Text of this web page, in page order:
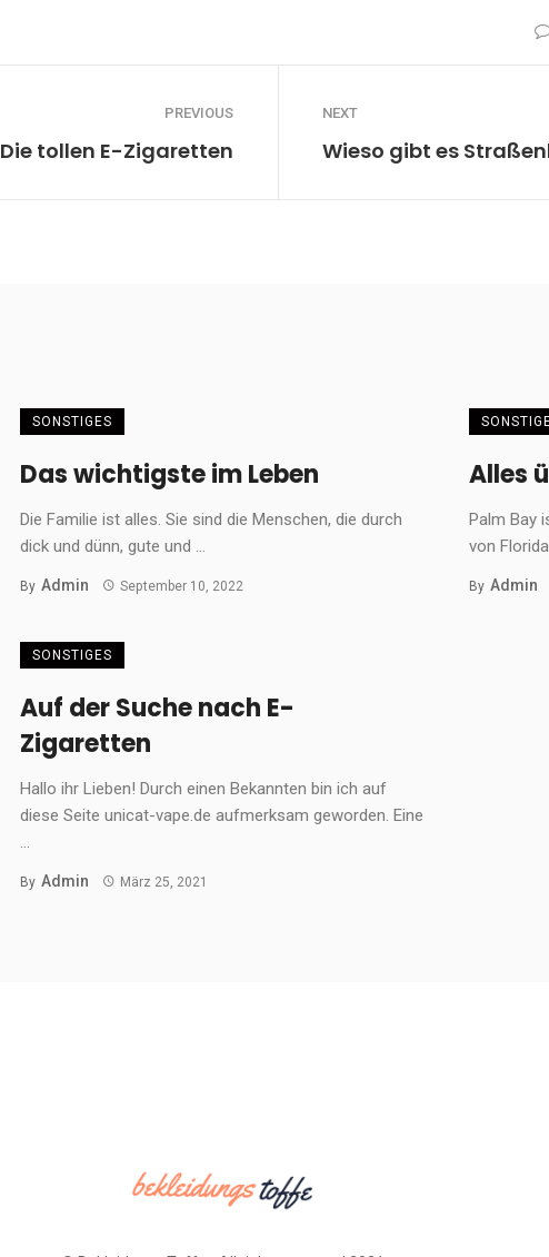
PREVIOUS
Die tollen E-Zigaretten
NEXT
Wieso gibt es
SONSTIGES
Das wichtigste im Leben
Die Familie ist alles. Sie sind die Menschen, die durch
dick und dünn, gute und ...
By Admin September 10, 2022
Alles
Palm Bay
von
By Admin
SONSTIGES
Auf der Suche nach E-
Zigaretten
Hallo ihr Lieben! Durch einen Bekannten bin ich auf
diese Seite unicat-vape.de aufmerksam geworden. Eine
By Admin März 25, 2021